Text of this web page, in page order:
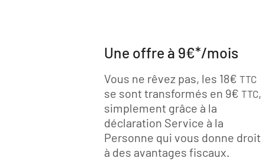
Une offre à 9€*/mois
Vous ne rêvez pas, les 18€ TTC
se sont transformés en 9€ TTC,
simplement grâce à la
déclaration Service à la
Personne qui vous donne droit
à des avantages fiscaux.